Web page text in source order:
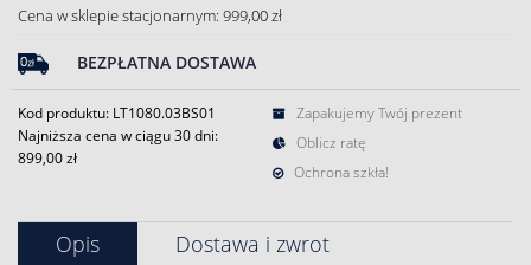
Cena w sklepie stacjonarnym: 999,00 zł
BEZPŁATNA DOSTAWA
Kod produktu: LT1080.03BS01
Najniższa cena w ciągu 30 dni:
899,00 zł
Zapakujemy Twój prezent
Oblicz ratę
Ochrona szkła!
Opis Dostawa i zwrot